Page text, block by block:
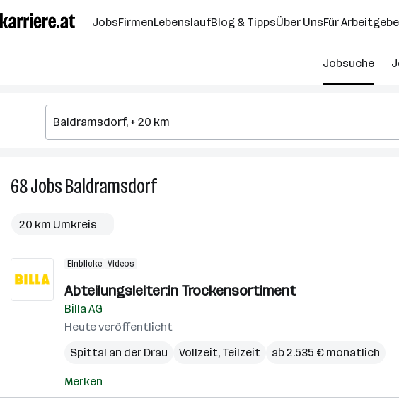
Seiteninhalt
springen
JobsFirmenLebenslaufBlog & TippsÜber UnsFür
Jobsuche
68JobsBaldramsdorf68
20 km Umkreis
Einblicke Videos
Abteilungsleiter:in Trockensortiment
Billa AG
Heute veröffentlicht
Spittal an der Drau
Vollzeit, Teilzeit ab 2.535 € monatlich
Merken